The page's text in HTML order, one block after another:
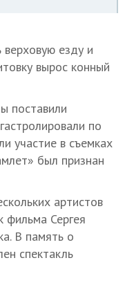
езду и
вырос конный
поставили
по
участие в съемках
был признан
артистов
фильма Сергея
В память о
спектакль